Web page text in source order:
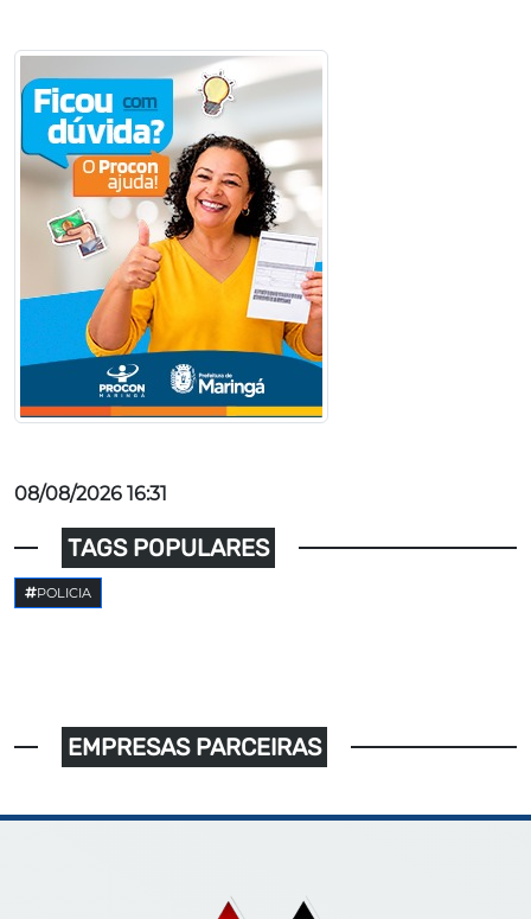
08/08/2026 16:31
TAGS POPULARES
POLICIA
EMPRESAS PARCEIRAS